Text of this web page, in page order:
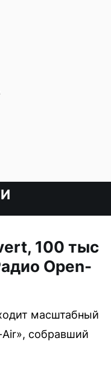
100 тыс
Open-
масштабный
собравший